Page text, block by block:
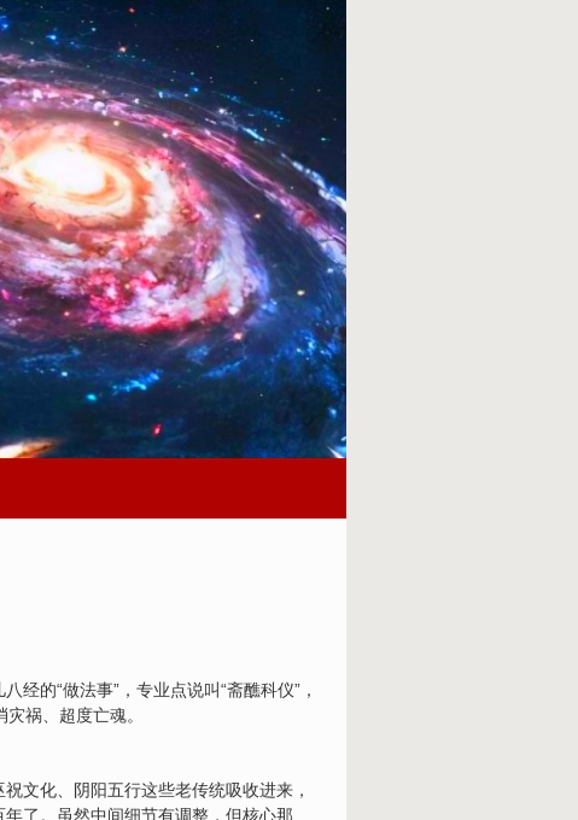
的“做法事”，专业点说叫“斋醮科仪”，
祸、超度亡魂。
文化、阴阳五行这些老传统吸收进来，
了。虽然中间细节有调整，但核心那